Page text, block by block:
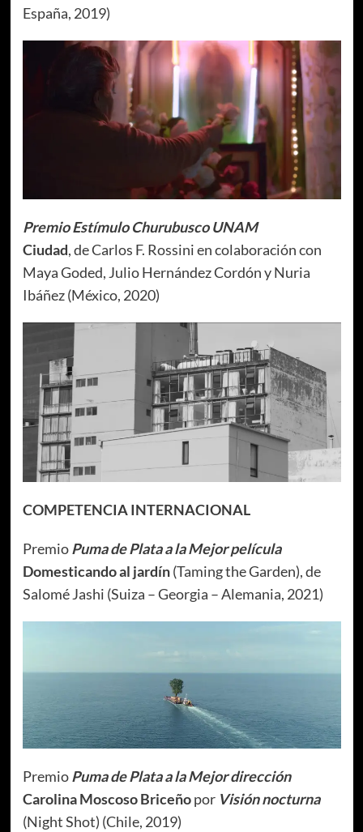
España, 2019)
Premio Estímulo Churubusco UNAM
Ciudad, de Carlos F. Rossini en colaboración con
Maya Goded, Julio Hernández Cordón y Nuria
Ibáñez (México, 2020)
COMPETENCIA INTERNACIONAL
PremioPuma de Plata a la Mejor película
Domesticando al jardín(Taming the Garden), de
Salomé Jashi (Suiza – Georgia – Alemania, 2021)
PremioPuma de Plata a la Mejor dirección
Carolina Moscoso Briceñopor Visión nocturna
(Night Shot) (Chile, 2019)